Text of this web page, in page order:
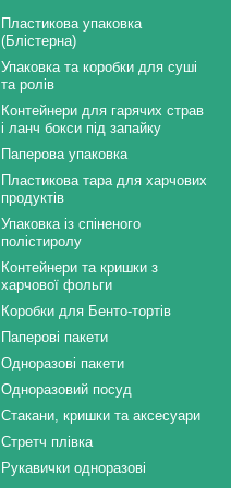
Пластикова упаковка
(Блістерна)
Упаковка та коробки для суші
та ролів
Контейнери для гарячих страв
і ланч бокси під запайку
Паперова упаковка
Пластикова тара для харчових
продуктів
Упаковка із спіненого
полістиролу
Контейнери та кришки з
харчової фольги
Коробки для Бенто-тортів
Паперові пакети
Одноразові пакети
Одноразовий посуд
Стакани, кришки та аксесуари
Стретч плівка
Рукавички одноразові